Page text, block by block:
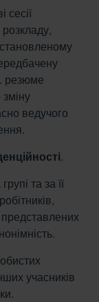
сесії
резюме
ведучого
.
та за її
представлених
учасників